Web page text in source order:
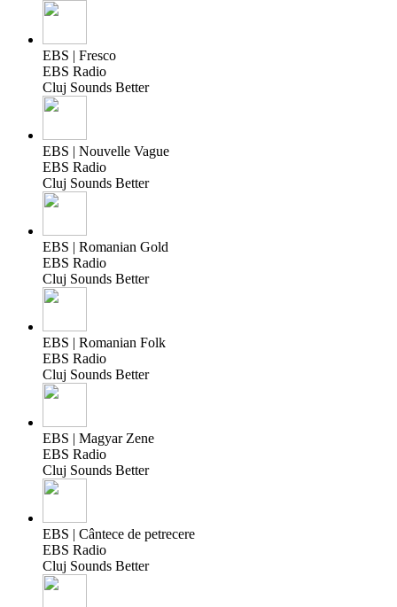
EBS | Fresco
EBS Radio
Cluj Sounds Better
EBS | Nouvelle Vague
EBS Radio
Cluj Sounds Better
EBS | Romanian Gold
EBS Radio
Cluj Sounds Better
EBS | Romanian Folk
EBS Radio
Cluj Sounds Better
EBS | Magyar Zene
EBS Radio
Cluj Sounds Better
EBS | Cântece de petrecere
EBS Radio
Cluj Sounds Better